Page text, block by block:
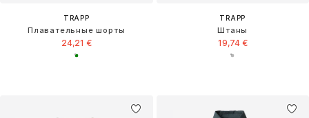
TRAPP
Плавательные шорты
24,21 €
TRAPP
Штаны
19,74 €